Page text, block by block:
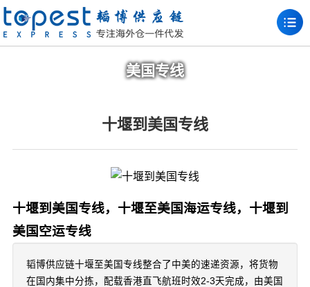
美国专线
十堰到美国专线
十堰到美国专线，十堰至美国海运专线，十堰到
美国空运专线
韬博供应链十堰至美国专线整合了中美的速递资源，将货物
在国内集中分拣，配载香港直飞航班时效2-3天完成，由美国